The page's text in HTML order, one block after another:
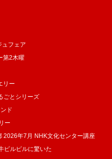
フェア
第2木曜
リー
ごとシリーズ
ド
ー
2026年7月 NHK文化センター講座
ピルピルに驚いた